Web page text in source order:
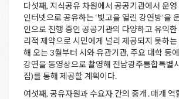
다섯째, 지식공유 차원에서 공공기관에서 운
인터넷으로 공유하는 ‘빛고을 열린 강연방’을
인으로 진행 중인 공공기관의 다양하고 유익
리적 제약으로 시민에게 널리 제공되지 못하
해 오는 3월부터 시와 유관기관, 주요 대학 등
강연을 동영상으로 촬영해 전남광주통합특별
집)를 통해 제공할 계획이다.
여섯째, 공유자원과 수요자 간의 중개․매개 역